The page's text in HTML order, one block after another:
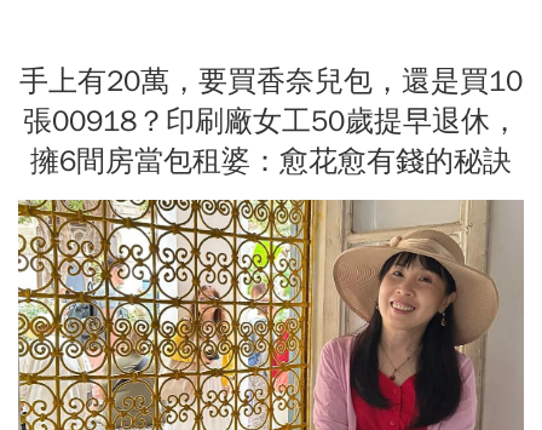
手上有20萬，要買香奈兒包，還是買10
張00918？印刷廠女工50歲提早退休，
擁6間房當包租婆：愈花愈有錢的秘訣